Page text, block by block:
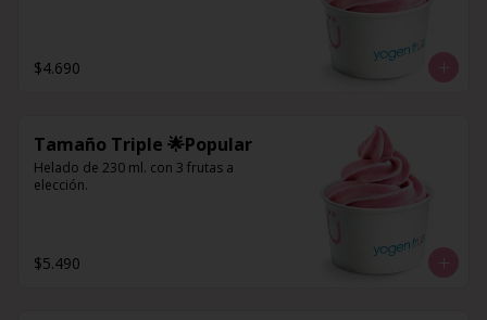
$4.690
Tamaño Triple 🌟Popular
Helado de 230 ml. con 3 frutas a
elección.
$5.490